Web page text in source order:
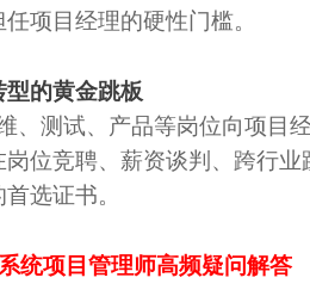
项目经理的硬性门槛。
的黄金跳板
、测试、产品等岗位向项目
位竞聘、薪资谈判、跨行
选证书。
统项目管理师高频疑问解答